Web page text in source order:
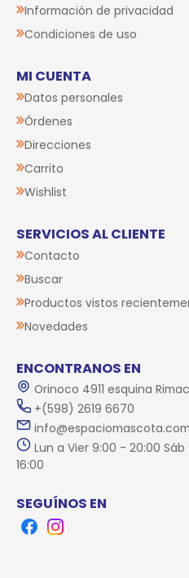
Información de privacidad
Condiciones de uso
MI CUENTA
Datos personales
Órdenes
Direcciones
Carrito
Wishlist
SERVICIOS AL CLIENTE
Contacto
Buscar
Productos vistos
Novedades
ENCONTRANOS EN
Orinoco 4911 esquina
+(598) 2619 6670
Lun a Vier 9:00 - 20:00
16:00
SEGUÍNOS EN
FacebookInstagram